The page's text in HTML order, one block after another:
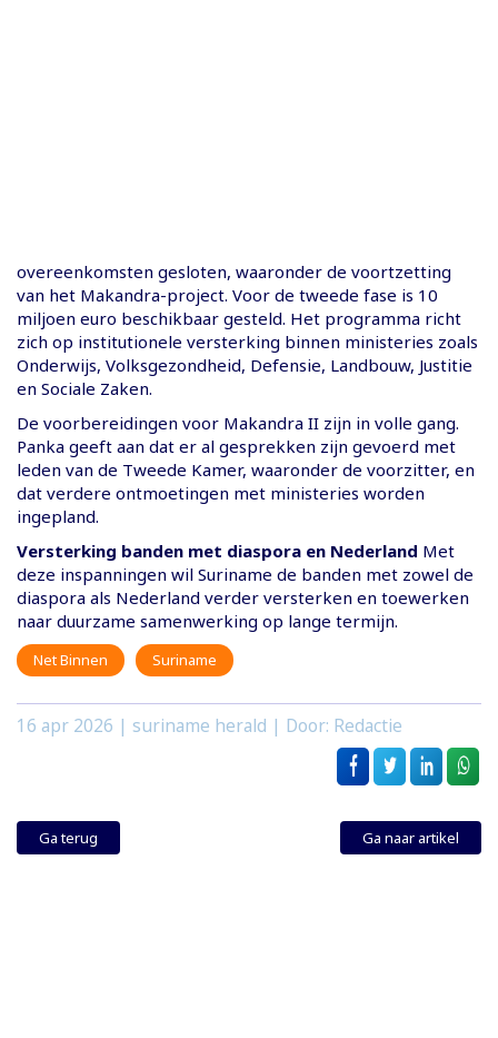
overeenkomsten gesloten, waaronder de voortzetting
van het Makandra-project. Voor de tweede fase is 10
miljoen euro beschikbaar gesteld. Het programma richt
zich op institutionele versterking binnen ministeries zoals
Onderwijs, Volksgezondheid, Defensie, Landbouw, Justitie
en Sociale Zaken.
De voorbereidingen voor Makandra II zijn in volle gang.
Panka geeft aan dat er al gesprekken zijn gevoerd met
leden van de Tweede Kamer, waaronder de voorzitter, en
dat verdere ontmoetingen met ministeries worden
ingepland.
Versterking banden met diaspora en Nederland Met
deze inspanningen wil Suriname de banden met zowel de
diaspora als Nederland verder versterken en toewerken
naar duurzame samenwerking op lange termijn.
Net Binnen Suriname
16 apr 2026 | suriname herald | Door: Redactie
Ga terug Ga naar artikel